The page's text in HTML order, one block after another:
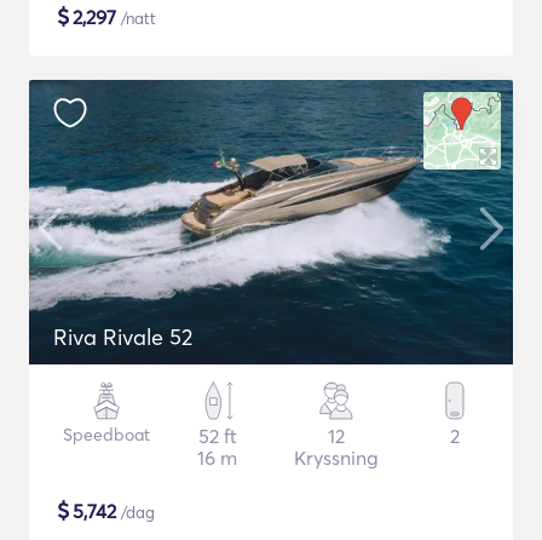
$2,297 /natt
Riva Rivale 52
Speedboat
52 ft
16 m
12
Kryssning
2
$5,742/dag